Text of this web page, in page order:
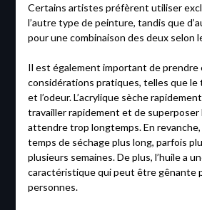
Certains artistes préfèrent utiliser
l’autre type de peinture, tandis que
pour une combinaison des deux selon
Il est également important de prendre
considérations pratiques, telles que le
et l’odeur. L’acrylique sèche
travailler rapidement et de superposer
attendre trop longtemps. En revanche,
temps de séchage plus long, parfois
plusieurs semaines. De plus, l’huile a
caractéristique qui peut être gênante
personnes.